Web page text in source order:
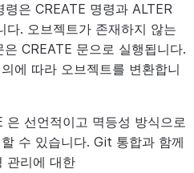
은 CREATE 명령과 ALTER
다. 오브젝트가 존재하지 않는
CREATE 문으로 실행됩니다.
에 따라 오브젝트를 변환합니
은 선언적이고 멱등성 방식으로
수 있습니다. Git 통합과 함께
관리에 대한